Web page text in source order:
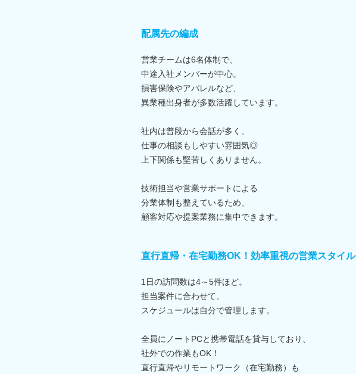
配属先の編成
営業チームは6名体制で、
中途入社メンバーが中心。
損害保険やアパレルなど、
異業種出身者が多数活躍しています。
社内は普段から会話が多く、
仕事の相談もしやすい雰囲気◎
上下関係も堅苦しくありません。
技術担当や営業サポートによる
分業体制も整えているため、
顧客対応や提案業務に集中できます。
直行直帰・在宅勤務OK！効率重視の営業スタイル
1日の訪問数は4～5件ほど。
担当案件に合わせて、
スケジュールは自分で管理します。
全員にノートPCと携帯電話を貸与しており、
社外での作業もOK！
直行直帰やリモートワーク（在宅勤務）も